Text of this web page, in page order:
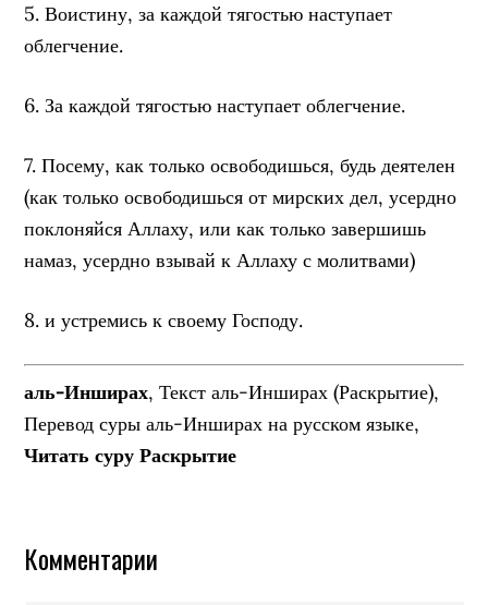
5. Воистину, за каждой тягостью наступает
облегчение.
6. За каждой тягостью наступает облегчение.
7. Посему, как только освободишься, будь деятелен
(как только освободишься от мирских дел, усердно
поклоняйся Аллаху, или как только завершишь
намаз, усердно взывай к Аллаху с молитвами)
8. и устремись к своему Господу.
аль-Инширах, Текст аль-Инширах (Раскрытие),
Перевод суры аль-Инширах на русском языке,
Читать суру Раскрытие
Комментарии